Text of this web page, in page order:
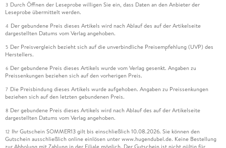
3 Durch Öffnen der Leseprobe willigen Sie ein, dass Daten an den Anbieter der
Leseprobe übermittelt werden.
4 Der gebundene Preis dieses Artikels wird nach Ablauf des auf der Artikelseite
dargestellten Datums vom Verlag angehoben.
5 Der Preisvergleich bezieht sich auf die unverbindliche Preisempfehlung (UVP) des
Herstellers.
6 Der gebundene Preis dieses Artikels wurde vom Verlag gesenkt. Angaben zu
Preissenkungen beziehen sich auf den vorherigen Preis.
7 Die Preisbindung dieses Artikels wurde aufgehoben. Angaben zu Preissenkungen
beziehen sich auf den letzten gebundenen Preis.
8 Der gebundene Preis dieses Artikels wird nach Ablauf des auf der Artikelseite
dargestellten Datums vom Verlag angehoben.
12 Ihr Gutschein SOMMER13 gilt bis einschließlich 10.08.2026. Sie können den
Gutschein ausschließlich online einlösen unter www.hugendubel.de. Keine Bestellung